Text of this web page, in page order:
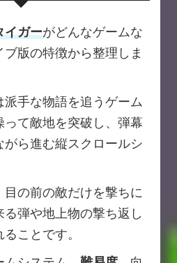
イガーがどんなゲームな
版の特徴から整理しま
手な物語を追うゲーム
て敵地を突破し、弾幕
がら進む縦スクロールシ
の前の敵だけを撃ちに
弾や地上物の撃ち返し
ことです。